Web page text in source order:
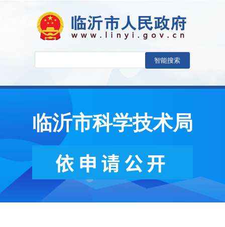
临沂市科学技术局
依申请公开